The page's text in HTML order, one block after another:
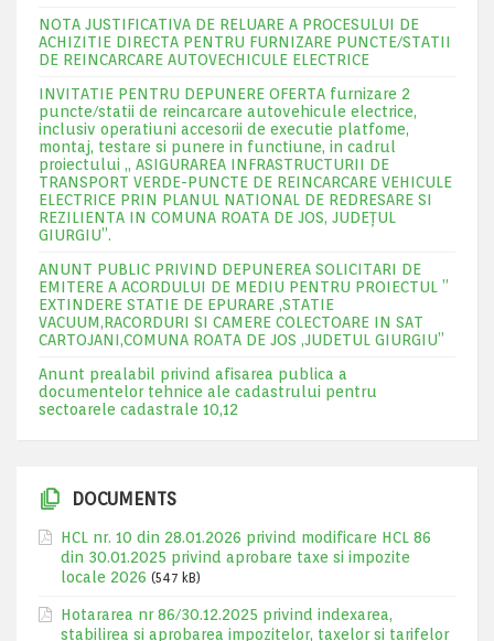
NOTA JUSTIFICATIVA DE RELUARE A PROCESULUI DE
ACHIZITIE DIRECTA PENTRU FURNIZARE PUNCTE/STATII
DE REINCARCARE AUTOVECHICULE ELECTRICE
INVITATIE PENTRU DEPUNERE OFERTA furnizare 2
puncte/statii de reincarcare autovehicule electrice,
inclusiv operatiuni accesorii de executie platfome,
montaj, testare si punere in functiune, in cadrul
proiectului „ ASIGURAREA INFRASTRUCTURII DE
TRANSPORT VERDE-PUNCTE DE REINCARCARE VEHICULE
ELECTRICE PRIN PLANUL NATIONAL DE REDRESARE SI
REZILIENTA IN COMUNA ROATA DE JOS, JUDEŢUL
GIURGIU”.
ANUNT PUBLIC PRIVIND DEPUNEREA SOLICITARI DE
EMITERE A ACORDULUI DE MEDIU PENTRU PROIECTUL ”
EXTINDERE STATIE DE EPURARE ,STATIE
VACUUM,RACORDURI SI CAMERE COLECTOARE IN SAT
CARTOJANI,COMUNA ROATA DE JOS ,JUDETUL GIURGIU”
Anunt prealabil privind afisarea publica a
documentelor tehnice ale cadastrului pentru
sectoarele cadastrale 10,12
DOCUMENTS
HCL nr. 10 din 28.01.2026 privind modificare HCL 86
din 30.01.2025 privind aprobare taxe si impozite
locale 2026 (547 kB)
Hotararea nr 86/30.12.2025 privind indexarea,
stabilirea si aprobarea impozitelor, taxelor si tarifelor